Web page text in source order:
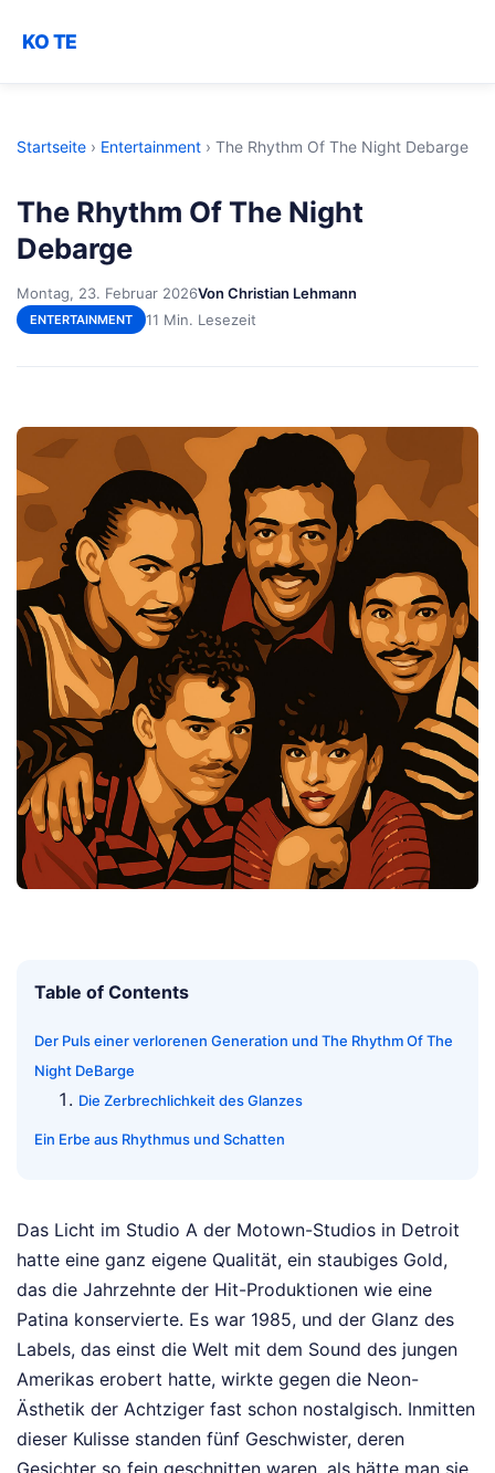
KO TE
Startseite › Entertainment › The Rhythm Of The Night Debarge
The Rhythm Of The Night
Debarge
Montag, 23. Februar 2026Von Christian Lehmann
ENTERTAINMENT 11 Min. Lesezeit
Table of Contents
Der Puls einer verlorenen Generation und The Rhythm Of The
Night DeBarge
Die Zerbrechlichkeit des Glanzes
Ein Erbe aus Rhythmus und Schatten
Das Licht im Studio A der Motown-Studios in Detroit
hatte eine ganz eigene Qualität, ein staubiges Gold,
das die Jahrzehnte der Hit-Produktionen wie eine
Patina konservierte. Es war 1985, und der Glanz des
Labels, das einst die Welt mit dem Sound des jungen
Amerikas erobert hatte, wirkte gegen die Neon-
Ästhetik der Achtziger fast schon nostalgisch. Inmitten
dieser Kulisse standen fünf Geschwister, deren